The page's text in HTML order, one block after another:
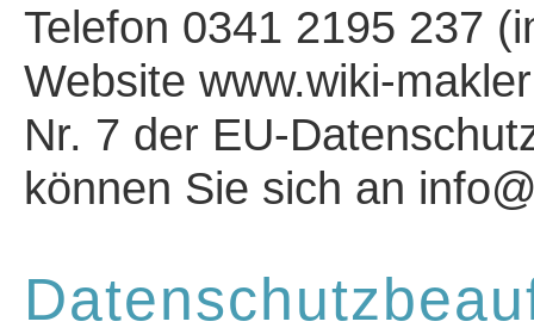
Telefon 0341 2195 237
Website www.wiki-
Nr. 7 der EU-
können Sie sich an